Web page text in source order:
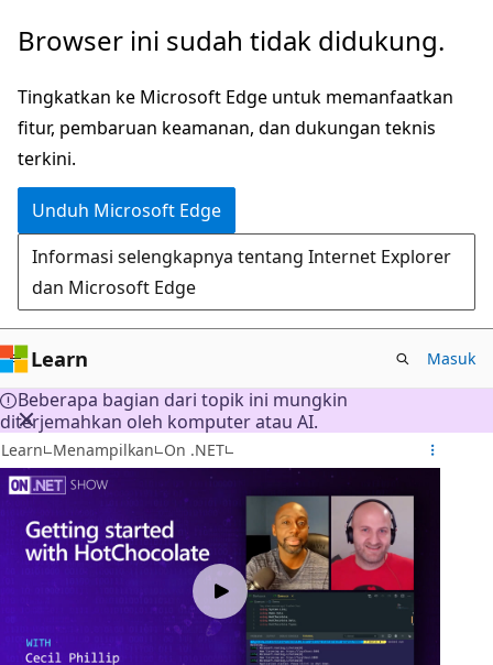
Lompati
konten
utama
Browser ini sudah tidak didukung.
Tingkatkan ke Microsoft Edge untuk memanfaatkan
fitur, pembaruan keamanan, dan dukungan teknis
terkini.
Unduh Microsoft Edge
Informasi selengkapnya tentang Internet Explorer
dan Microsoft Edge
Learn Masuk
Beberapa bagian dari topik ini mungkin
diterjemahkan oleh komputer atau AI.
Learn Menampilkan On .NET